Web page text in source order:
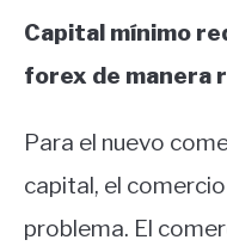
PAMM
financiera
Capital mínimo
forex de manera
Para el nuevo
capital, el
problema. El